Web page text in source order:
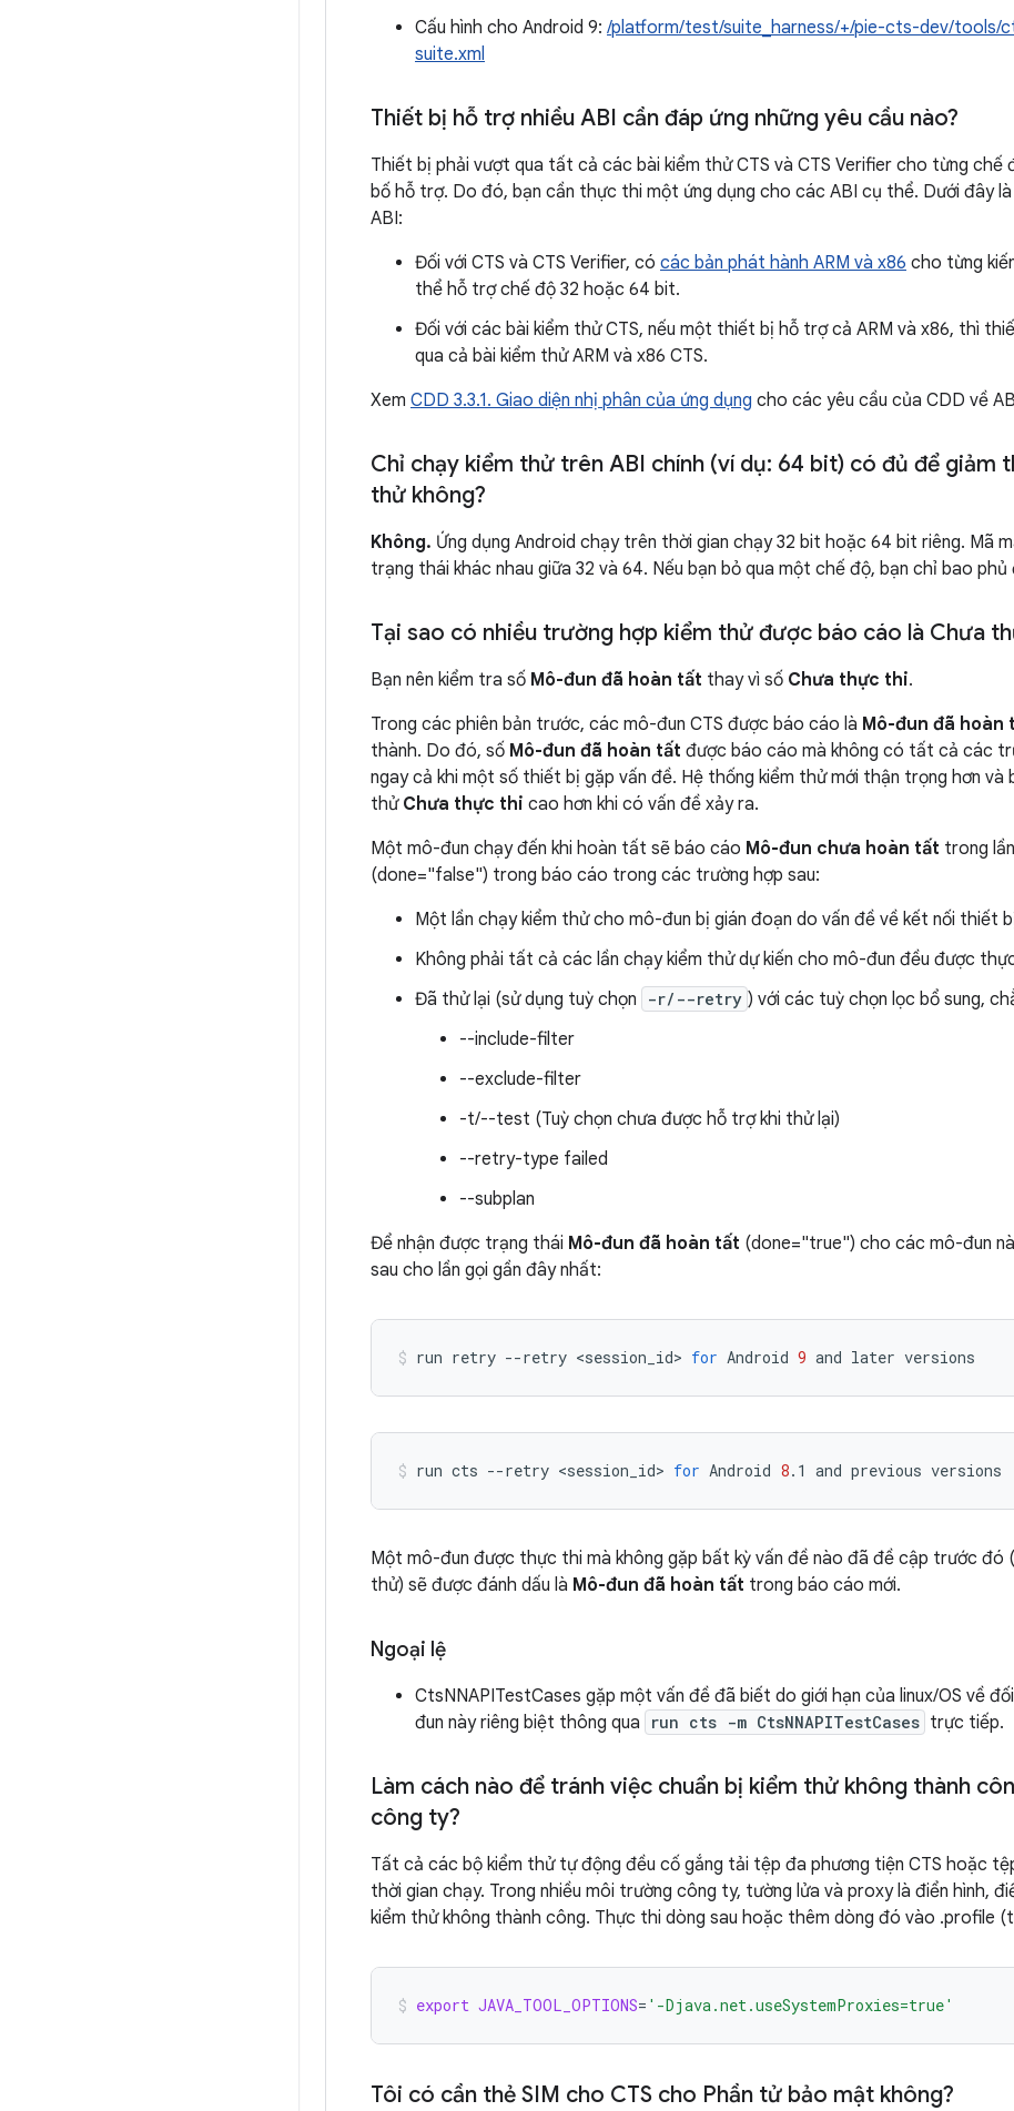
Cấu hình cho Android 9: /platform/test/suite_harness/+/pie-cts-dev/
suite.xml
Thiết bị hỗ trợ nhiều ABI cần đáp ứng những yêu cầu nào?
Thiết bị phải vượt qua tất cả các bài kiểm thử CTS và CTS Verifier cho từng chế
bố hỗ trợ. Do đó, bạn cần thực thi một ứng dụng cho các ABI cụ thể. Dưới đây
ABI:
Đối với CTS và CTS Verifier, có các bản phát hành ARM và x86 cho từng
thể hỗ trợ chế độ 32 hoặc 64 bit.
Đối với các bài kiểm thử CTS, nếu một thiết bị hỗ trợ cả ARM và x86, thì
qua cả bài kiểm thử ARM và x86 CTS.
Xem CDD 3.3.1. Giao diện nhị phân của ứng dụng cho các yêu cầu của CDD về
Chỉ chạy kiểm thử trên ABI chính (ví dụ: 64 bit) có đủ để giảm
thử không?
Không. Ứng dụng Android chạy trên thời gian chạy 32 bit hoặc 64 bit riêng. Mã
trạng thái khác nhau giữa 32 và 64. Nếu bạn bỏ qua một chế độ, bạn chỉ bao
Tại sao có nhiều trường hợp kiểm thử được báo cáo là Chưa
Bạn nên kiểm tra số Mô-đun đã hoàn tất thay vì số Chưa thực thi.
Trong các phiên bản trước, các mô-đun CTS được báo cáo là Mô-đun đã hoàn
thành. Do đó, số Mô-đun đã hoàn tất được báo cáo mà không có tất cả các
ngay cả khi một số thiết bị gặp vấn đề. Hệ thống kiểm thử mới thận trọng hơn và
thử Chưa thực thi cao hơn khi có vấn đề xảy ra.
Một mô-đun chạy đến khi hoàn tất sẽ báo cáo Mô-đun chưa hoàn tất trong
(done="false") trong báo cáo trong các trường hợp sau:
Một lần chạy kiểm thử cho mô-đun bị gián đoạn do vấn đề về kết nối thiết
Không phải tất cả các lần chạy kiểm thử dự kiến cho mô-đun đều được
Đã thử lại (sử dụng tuỳ chọn
-r/--retry ) với các tuỳ chọn lọc bổ sung,
--include-filter
--exclude-filter
-t/--test (Tuỳ chọn chưa được hỗ trợ khi thử lại)
--retry-type failed
--subplan
Để nhận được trạng thái Mô-đun đã hoàn tất (done="true") cho các mô-đun
sau cho lần gọi gần đây nhất:
run retry --retry <session_id> for Android 9 and later versions
run cts --retry <session_id> for Android 8.1 and previous versions
Một mô-đun được thực thi mà không gặp bất kỳ vấn đề nào đã đề cập trước đó
thử) sẽ được đánh dấu là Mô-đun đã hoàn tất trong báo cáo mới.
Ngoại lệ
CtsNNAPITestCases gặp một vấn đề đã biết do giới hạn của linux/OS về
đun này riêng biệt thông qua
run cts -m CtsNNAPITestCases trực tiếp.
Làm cách nào để tránh việc chuẩn bị kiểm thử không thành
công ty?
Tất cả các bộ kiểm thử tự động đều cố gắng tải tệp đa phương tiện CTS hoặc
thời gian chạy. Trong nhiều môi trường công ty, tường lửa và proxy là điển hình,
kiểm thử không thành công. Thực thi dòng sau hoặc thêm dòng đó vào .profile
export JAVA_TOOL_OPTIONS= '-Djava.net.useSystemProxies=true'
Tôi có cần thẻ SIM cho CTS cho Phần tử bảo mật không?